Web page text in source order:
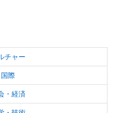
チャー
国際
・経済